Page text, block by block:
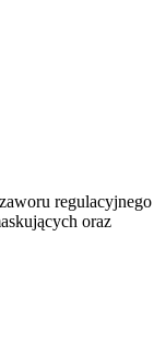
regulacyjnego
oraz